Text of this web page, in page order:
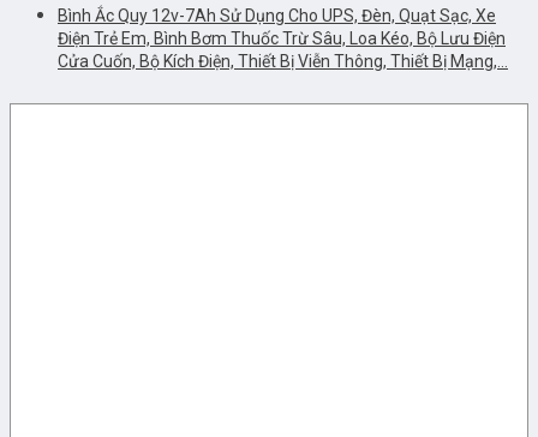
Bình Ắc Quy 12v-7Ah Sử Dụng Cho UPS, Đèn, Quạt Sạc, Xe
Điện Trẻ Em, Bình Bơm Thuốc Trừ Sâu, Loa Kéo, Bộ Lưu Điện
Cửa Cuốn, Bộ Kích Điện, Thiết Bị Viễn Thông, Thiết Bị Mạng,…